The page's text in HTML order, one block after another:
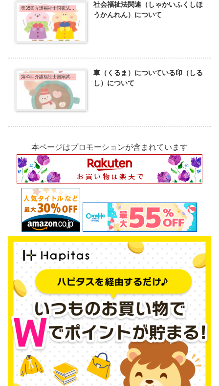
第35回介護福祉士国家試験問題
社会福祉法関連（しゃかいふくしほ
うかんれん）について
第35回介護福祉士国家試験問題
車（くるま）についている印（しる
し）について
本ページはプロモーションが含まれています